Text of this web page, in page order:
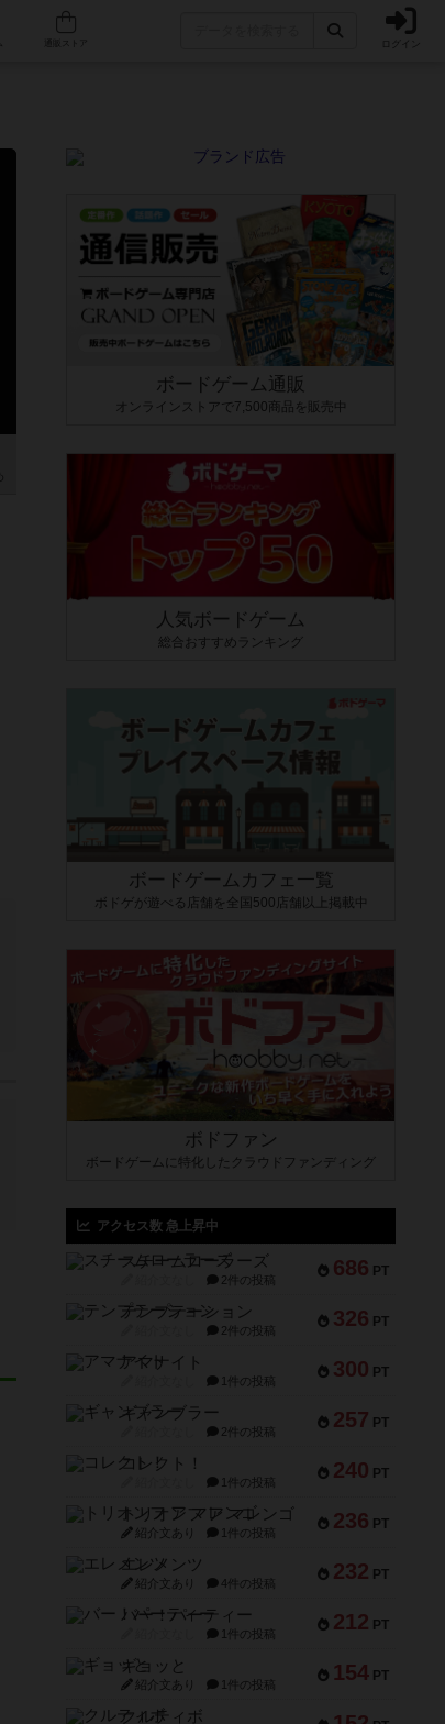
人気ボードゲーム ログイン
ボードゲーム通販
オンラインストアで7,500商品を販売中
人気ボードゲーム
総合おすすめランキング
ボードゲームカフェ一覧
ボドゲが遊べる店舗を全国500店舗以上掲載中
ボドファン
ボードゲームに特化したクラウドファンディング
アクセス数 急上昇中
686 PT
スチームローラーズ
2件の投稿
326 PT
テンプテーション
2件の投稿
300 PT
アマナイト
1件の投稿
257 PT
ギャンブラー
2件の投稿
240 PT
コレクト！
1件の投稿
236 PT
トリオンフ ア マレンゴ
紹介文あり 1件の投稿
232 PT
エレメンツ
紹介文あり 4件の投稿
212 PT
バー！パーティー
1件の投稿
154 PT
ギョッと
紹介文あり 1件の投稿
クルティボ